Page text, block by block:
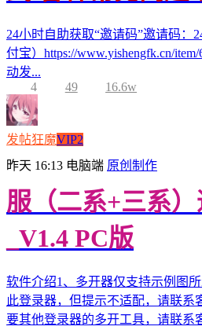
24小时自助获取“邀请码”邀请码：
付宝）https://www.yishengfk.cn/
动发...
4
49 16.6w
发帖狂魔VIP2
昨天 16:13 电脑端 原创制作
服（二系+三系
_V1.4 PC版
软件介绍1、多开器仅支持示例图
此登录器，但提示不适配，请联系
要其他登录器的多开工具，请联系